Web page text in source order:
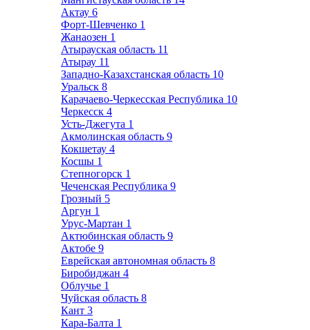
Актау 6
Форт-Шевченко 1
Жанаозен 1
Атырауская область 11
Атырау 11
Западно-Казахстанская область 10
Уральск 8
Карачаево-Черкесская Республика 10
Черкесск 4
Усть-Джегута 1
Акмолинская область 9
Кокшетау 4
Косшы 1
Степногорск 1
Чеченская Республика 9
Грозный 5
Аргун 1
Урус-Мартан 1
Актюбинская область 9
Актобе 9
Еврейская автономная область 8
Биробиджан 4
Облучье 1
Чуйская область 8
Кант 3
Кара-Балта 1